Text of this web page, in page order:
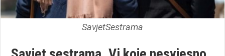
SavjetSestrama